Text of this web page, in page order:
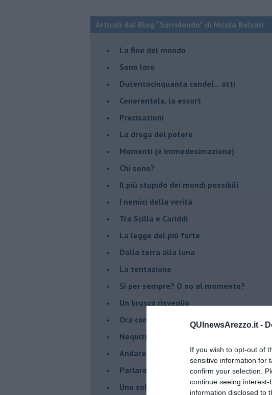
QUInewsArezzo.it -
If you wish to opt-out of
sensitive information for
confirm your selection.
continue seeing
information disclosed to
Articoli dal Blog “Sorridendo” di Nicola Belcari
La fine del mondo
Sono loro
Ducentocinquanta candel... otti
Cenerentola, la escort
Precisazioni
La droga del potere
Momenti (e immedesimazione)
Chi sono?
Il più stupido dei mondi possibili
I nemici della verità
Tra Scilla e Cariddi
La legge del più forte
Dalla terra alla luna
La tentazione
​Sì per sempre? O no al momento?
Un brusco risveglio
Ora come allora
Nequizia
Andare oltre lo specchio
Parlare con la televisione
Uno solo al comando?